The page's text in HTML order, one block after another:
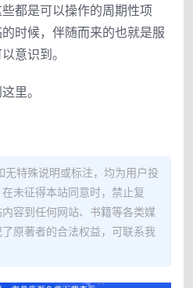
都是可以操作的周期性项
时候，伴随而来的也就是服
意识到。
里。
无特殊说明或标注，均为用户投
未征得本站同意时，禁止复
容到任何网站、书籍等各类媒
原著者的合法权益，可联系我